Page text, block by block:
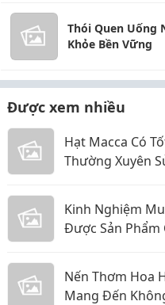
Thói Quen Uống
Khỏe Bền Vững
Được xem nhiều
Hạt Macca Có
Thường Xuyên
Kinh Nghiệm
Được Sản Phẩm
Nến Thơm Hoa
Mang Đến